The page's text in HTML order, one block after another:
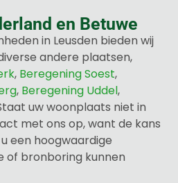
en Betuwe
in Leusden bieden wij
andere plaatsen,
, Beregening Soest,
, Beregening Uddel,
uw woonplaats niet in
met ons op, want de kans
een hoogwaardige
of bronboring kunnen